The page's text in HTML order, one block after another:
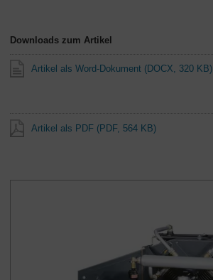
Downloads zum Artikel
Artikel als Word-Dokument (DOCX, 320 KB)
Artikel als PDF (PDF, 564 KB)